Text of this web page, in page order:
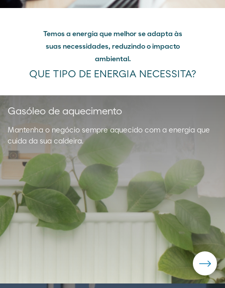
Temos a energia que melhor se adapta às
suas necessidades, reduzindo o impacto
ambiental.
QUE TIPO DE ENERGIA NECESSITA?
Gasóleo de aquecimento
Mantenha o negócio sempre aquecido com a energia que
cuida da sua caldeira.